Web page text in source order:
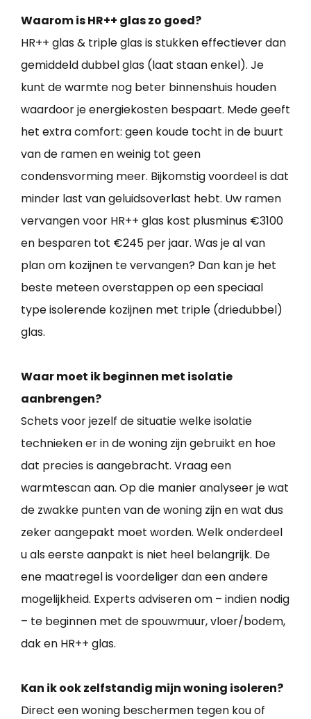
Waarom is HR++ glas zo goed?
HR++ glas & triple glas is stukken effectiever dan
gemiddeld dubbel glas (laat staan enkel). Je
kunt de warmte nog beter binnenshuis houden
waardoor je energiekosten bespaart. Mede geeft
het extra comfort: geen koude tocht in de buurt
van de ramen en weinig tot geen
condensvorming meer. Bijkomstig voordeel is dat
minder last van geluidsoverlast hebt. Uw ramen
vervangen voor HR++ glas kost plusminus €3100
en besparen tot €245 per jaar. Was je al van
plan om kozijnen te vervangen? Dan kan je het
beste meteen overstappen op een speciaal
type isolerende kozijnen met triple (driedubbel)
glas.
Waar moet ik beginnen met isolatie
aanbrengen?
Schets voor jezelf de situatie welke isolatie
technieken er in de woning zijn gebruikt en hoe
dat precies is aangebracht. Vraag een
warmtescan aan. Op die manier analyseer je wat
de zwakke punten van de woning zijn en wat dus
zeker aangepakt moet worden. Welk onderdeel
u als eerste aanpakt is niet heel belangrijk. De
ene maatregel is voordeliger dan een andere
mogelijkheid. Experts adviseren om – indien nodig
– te beginnen met de spouwmuur, vloer/bodem,
dak en HR++ glas.
Kan ik ook zelfstandig mijn woning isoleren?
Direct een woning beschermen tegen kou of